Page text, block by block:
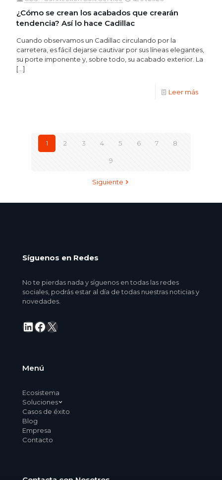
¿Cómo se crean los acabados que crearán
tendencia? Así lo hace Cadillac
Cuando observamos un Cadillac circulando por la
carretera, es fácil dejarse cautivar por sus líneas elegantes,
su porte imponente y, sobre todo, su acabado exterior. La
[…]
Leer más
1 2 3 4 5 6 7 8
9
Siguiente
Síguenos en Redes
No te pierdas nada y síguenos en todas las redes
sociales, podrás estar al día de todas nuestras noticias y
novedades.
LinkedIn
Facebook
X
Menú
Ecosistema
Soluciones
Casos de éxito
Blog
Empresa
Contacto